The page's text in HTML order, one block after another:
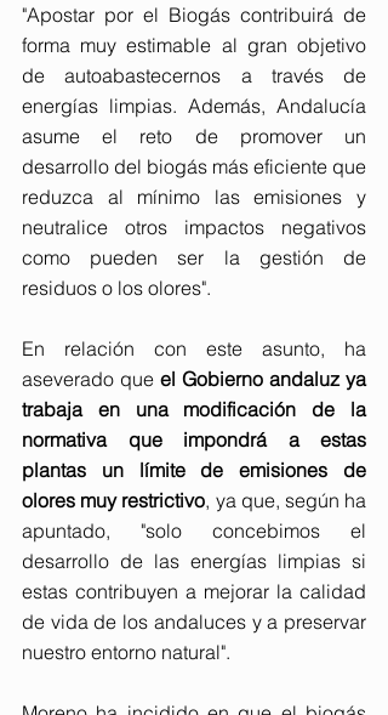
"Apostar por el Biogás contribuirá de
forma muy estimable al gran objetivo
de autoabastecernos a través de
energías limpias. Además, Andalucía
asume el reto de promover un
desarrollo del biogás más eficiente que
reduzca al mínimo las emisiones y
neutralice otros impactos negativos
como pueden ser la gestión de
residuos o los olores".
En relación con este asunto, ha
aseverado que el Gobierno andaluz ya
trabaja en una modificación de la
normativa que impondrá a estas
plantas un límite de emisiones de
olores muy restrictivo, ya que, según ha
apuntado, "solo concebimos el
desarrollo de las energías limpias si
estas contribuyen a mejorar la calidad
de vida de los andaluces y a preservar
nuestro entorno natural".